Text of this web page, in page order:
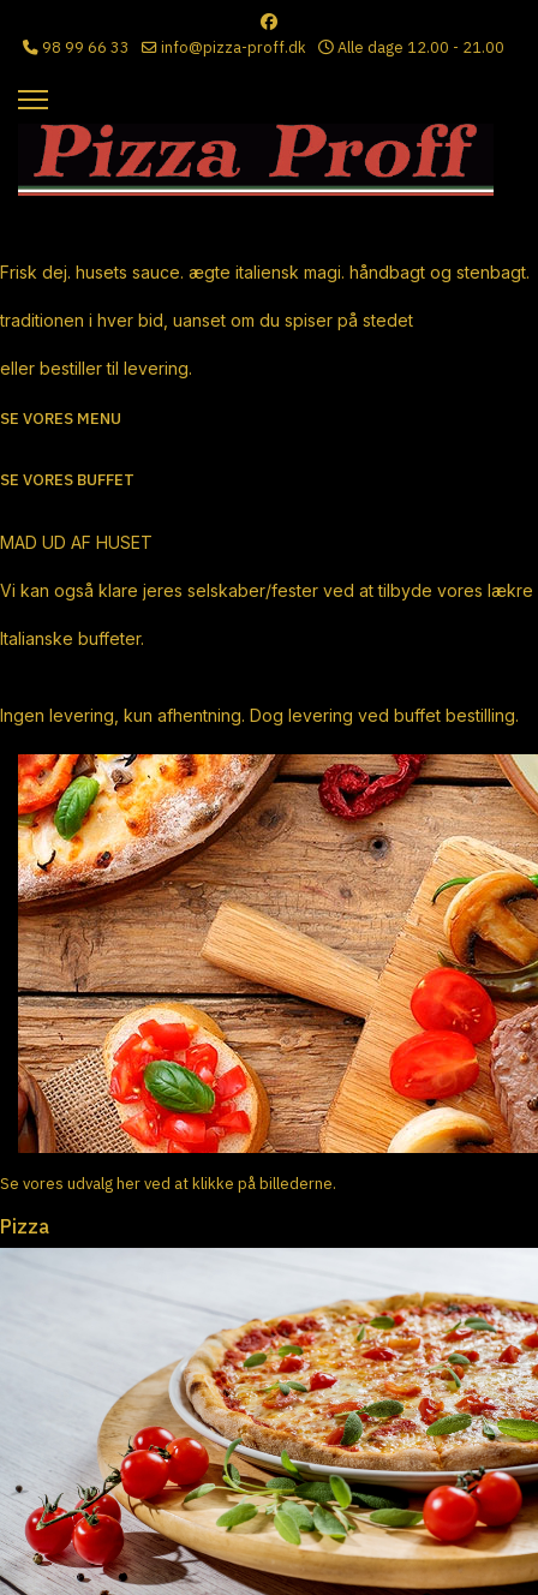
98 99 66 33 info@pizza-proff.dk Alle dage 12.00 - 21.00
Frisk dej. husets sauce. ægte italiensk magi. håndbagt og stenbagt.
traditionen i hver bid, uanset om du spiser på stedet
eller bestiller til levering.
SE VORES MENU
SE VORES BUFFET
MAD UD AF HUSET
Vi kan også klare jeres selskaber/fester ved at tilbyde vores lækre
Italianske buffeter.
Ingen levering, kun afhentning. Dog levering ved buffet bestilling.
Se vores udvalg her ved at klikke på billederne.
Pizza